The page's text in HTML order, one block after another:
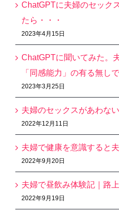
ChatGPTに夫婦のセック
たら・・・
2023年4月15日
ChatGPTに聞いてみた。
「同感能力」の有る無し
2023年3月25日
夫婦のセックスがあわな
2022年12月11日
夫婦で健康を意識すると
2022年9月20日
夫婦で昼飲み体験記｜路
2022年9月19日